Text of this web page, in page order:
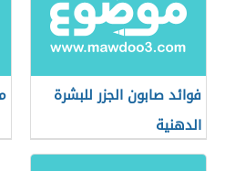
فوائد صابون الجزر للبشرة
الدهنية